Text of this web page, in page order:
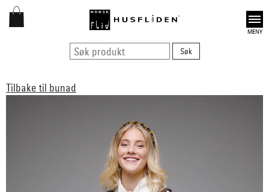
Open
Tilbake til bunad